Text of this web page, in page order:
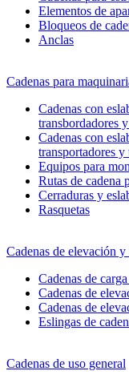
Elementos de
Bloqueos de
Anclas
Cadenas para
Cadenas con
transbordadores
Cadenas con
transportadores y
Equipos para
Rutas de cadena
Cerraduras y
Rasquetas
Cadenas de elevación y
Cadenas de
Cadenas de
Cadenas de
Eslingas de
Cadenas de uso general